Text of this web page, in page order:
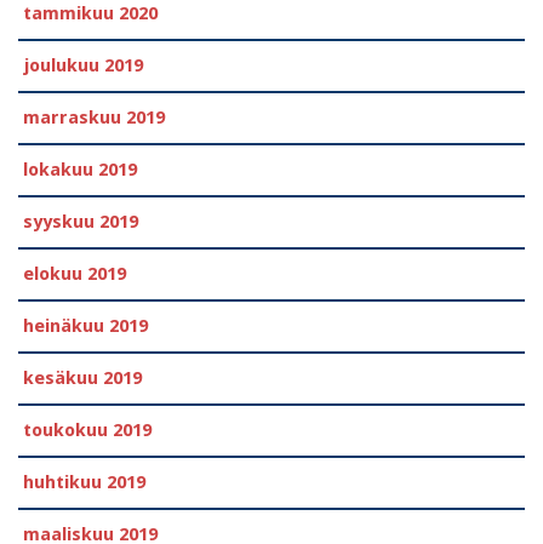
tammikuu 2020
joulukuu 2019
marraskuu 2019
lokakuu 2019
syyskuu 2019
elokuu 2019
heinäkuu 2019
kesäkuu 2019
toukokuu 2019
huhtikuu 2019
maaliskuu 2019